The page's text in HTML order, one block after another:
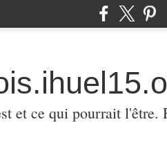
et ce qui pourrait l'être.